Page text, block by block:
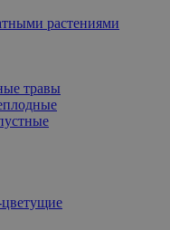
растениями
травы
цветущие